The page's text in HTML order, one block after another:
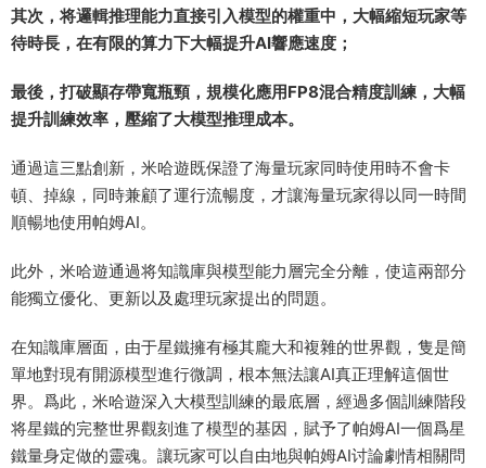
其次，将邏輯推理能力直接引入模型的權重中，大幅縮短玩家等
待時長，在有限的算力下大幅提升AI響應速度；
最後，打破顯存帶寬瓶頸，規模化應用FP8混合精度訓練，大幅
提升訓練效率，壓縮了大模型推理成本。
通過這三點創新，米哈遊既保證了海量玩家同時使用時不會卡
頓、掉線，同時兼顧了運行流暢度，才讓海量玩家得以同一時間
順暢地使用帕姆AI。
此外，米哈遊通過将知識庫與模型能力層完全分離，使這兩部分
能獨立優化、更新以及處理玩家提出的問題。
在知識庫層面，由于星鐵擁有極其龐大和複雜的世界觀，隻是簡
單地對現有開源模型進行微調，根本無法讓AI真正理解這個世
界。爲此，米哈遊深入大模型訓練的最底層，經過多個訓練階段
将星鐵的完整世界觀刻進了模型的基因，賦予了帕姆AI一個爲星
鐵量身定做的靈魂。讓玩家可以自由地與帕姆AI讨論劇情相關問